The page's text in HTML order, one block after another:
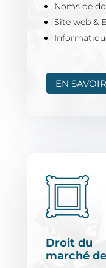
Noms de
Site web &
EN
Droit du
marché